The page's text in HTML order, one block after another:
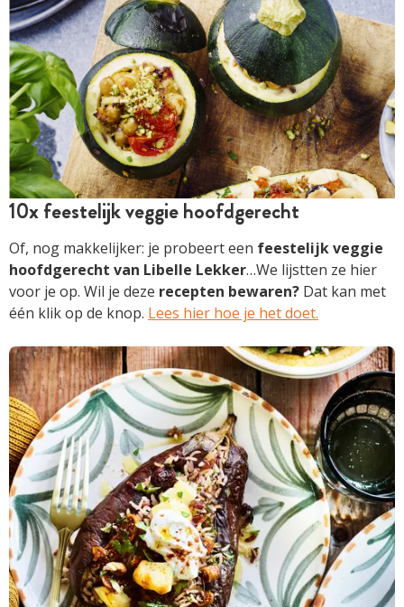
10x feestelijk veggie hoofdgerecht
Of, nog makkelijker: je probeert een feestelijk veggie
hoofdgerecht van Libelle Lekker…We lijstten ze hier
voor je op. Wil je deze recepten bewaren? Dat kan met
één klik op de knop. Lees hier hoe je het doet.